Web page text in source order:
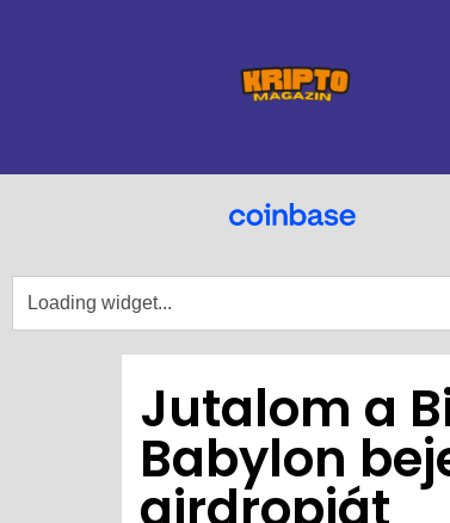
Jutalom a
Babylon